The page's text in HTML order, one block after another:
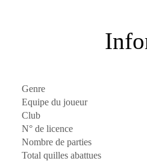
Genre
Equipe du joueur
Club
N° de licence
Nombre de parties
Total quilles abattues